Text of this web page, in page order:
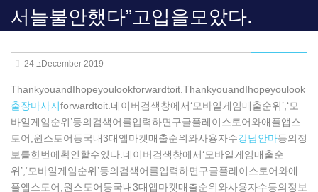
서늘불안했다”고입을모았다.
24 בDecember 2019
ThankyouandIhopeyoulookforwardtoit.ThankyouandIhopeyoulook
출장마사지forwardtoit.네이버검색창에서‘모바일게임매출순위’,‘모
바일게임순위’등의검색어를입력하면구글플레이스토어와애플앱스
토어,원스토어등국내3대앱마켓매출순위와사용자수강남안마등의정
보를한번에확인할수있다.네이버검색창에서‘모바일게임매출순
위’,‘모바일게임순위’등의검색어를입력하면구글플레이스토어와애
플앱스토어,원스토어등국내3대앱마켓매출순위와사용자수등의정보